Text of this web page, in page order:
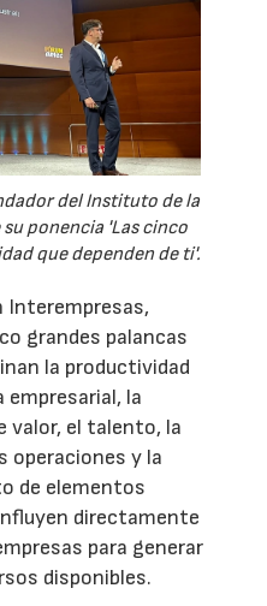
del Instituto de la
ponencia 'Las cinco
que dependen de ti'.
Interempresas,
grandes palancas
la productividad
la
valor, el talento, la
operaciones y la
de elementos
directamente
para generar
disponibles.